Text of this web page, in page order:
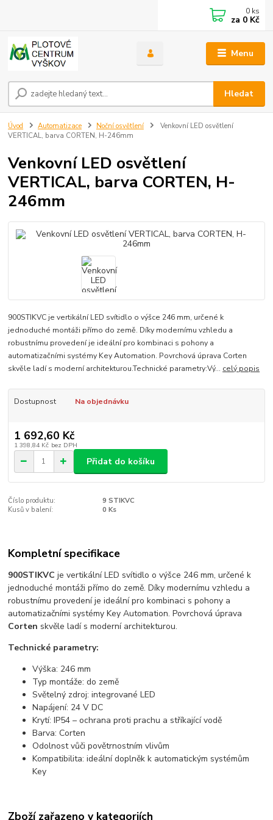
Menu
Hledat
0 ks
za 0 Kč
Úvod Automatizace Noční osvětlení
Venkovní LED osvětlení
VERTICAL, barva CORTEN, H-246mm
Venkovní LED osvětlení
VERTICAL, barva CORTEN, H-
246mm
900STIKVC je vertikální LED svítidlo o výšce 246 mm, určené k
jednoduché montáži přímo do země. Díky modernímu vzhledu a
robustnímu provedení je ideální pro kombinaci s pohony a
automatizačními systémy Key Automation. Povrchová úprava Corten
skvěle ladí s moderní architekturou.Technické parametry:Vý... celý popis
Dostupnost Na objednávku
1 692,60 Kč
1 398,84 Kč bez DPH
Přidat do košíku
Číslo produktu:
9 STIKVC
Kusů v balení:
0 Ks
Kompletní specifikace
900STIKVC je vertikální LED svítidlo o výšce 246 mm, určené k
jednoduché montáži přímo do země. Díky modernímu vzhledu a
robustnímu provedení je ideální pro kombinaci s pohony a
automatizačními systémy Key Automation. Povrchová úprava
Corten skvěle ladí s moderní architekturou.
Technické parametry:
Výška: 246 mm
Typ montáže: do země
Světelný zdroj: integrované LED
Napájení: 24 V DC
Krytí: IP54 – ochrana proti prachu a stříkající vodě
Barva: Corten
Odolnost vůči povětrnostním vlivům
Kompatibilita: ideální doplněk k automatickým systémům
Key
Zboží zařazeno v kategoriích